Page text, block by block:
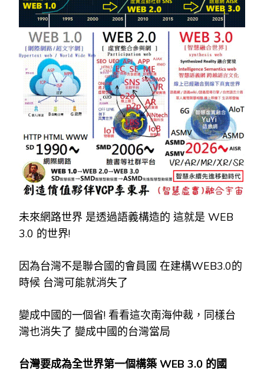
未來網路世界 是透過語義構造的 這就是 WEB
3.0 的世界!
因為台灣不是聯合國的會員國 在建構WEB3.0的
時候 台灣可能就消失了
變成中國的一個省! 看看這次南海仲裁，同樣台
灣也消失了 變成中國的台灣當局
台灣要成為全世界第一個構築 WEB 3.0 的國